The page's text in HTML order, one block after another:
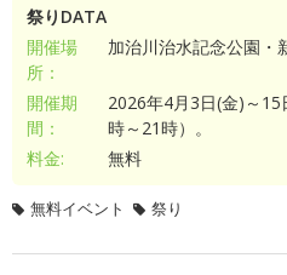
祭りDATA
開催場
所：
加治川治水記念公園
開催期
間：
2026年4月3日(金)～
時～21時）。
料金:
無料
無料イベント 祭り